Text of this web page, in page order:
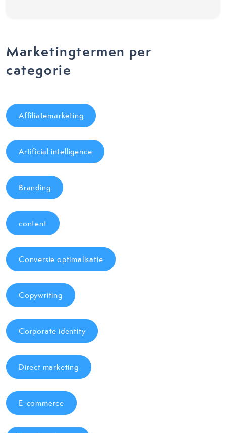
Marketingtermen per
categorie
Affiliatemarketing
Artificial intelligence
Branding
content
Conversie optimalisatie
Copywriting
Corporate identity
Direct marketing
E-commerce